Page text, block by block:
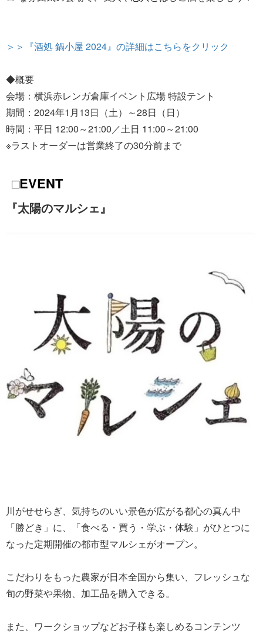
＞＞『酒処 鍋小屋 2024』の詳細はこちらをクリック
◆概要
会場：横浜赤レンガ倉庫イベント広場 特設テント
期間：2024年1月13日（土）～28日（日）
時間：平日 12:00～21:00／土日 11:00～21:00
※ラストオーダーは営業終了の30分前まで
□EVENT
『太陽のマルシェ』
川がせせらぎ、気持ちのいい景色が広がる都心の真ん中
「勝どき」に、「食べる・買う・学ぶ・体験」がひとつに
なった定期開催の都市型マルシェがオープン。
こだわりをもった農家が日本全国から集い、フレッシュな
旬の野菜や果物、加工品を購入できる。
また、ワークショップなどお子様も楽しめるコンテンツ